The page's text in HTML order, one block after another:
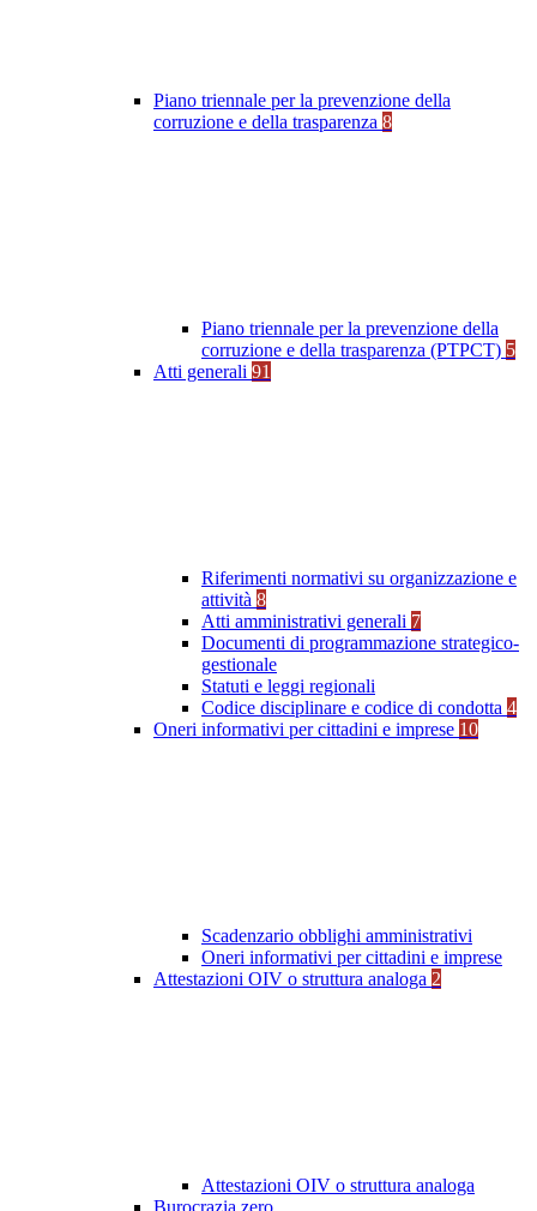
Piano triennale per la prevenzione della
corruzione e della trasparenza 8
Piano triennale per la prevenzione della
corruzione e della trasparenza (PTPCT) 5
Atti generali 91
Riferimenti normativi su organizzazione e
attività 8
Atti amministrativi generali 7
Documenti di programmazione strategico-
gestionale
Statuti e leggi regionali
Codice disciplinare e codice di condotta 4
Oneri informativi per cittadini e imprese 10
Scadenzario obblighi amministrativi
Oneri informativi per cittadini e imprese
Attestazioni OIV o struttura analoga 2
Attestazioni OIV o struttura analoga